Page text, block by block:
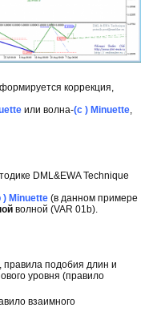
коррекция,
или волна-(c ) Minuette
DML&EWA Technique
) Minuette (в данном примере
волной (VAR 01b).
правила подобия длин и
уровня (правило
взаимного